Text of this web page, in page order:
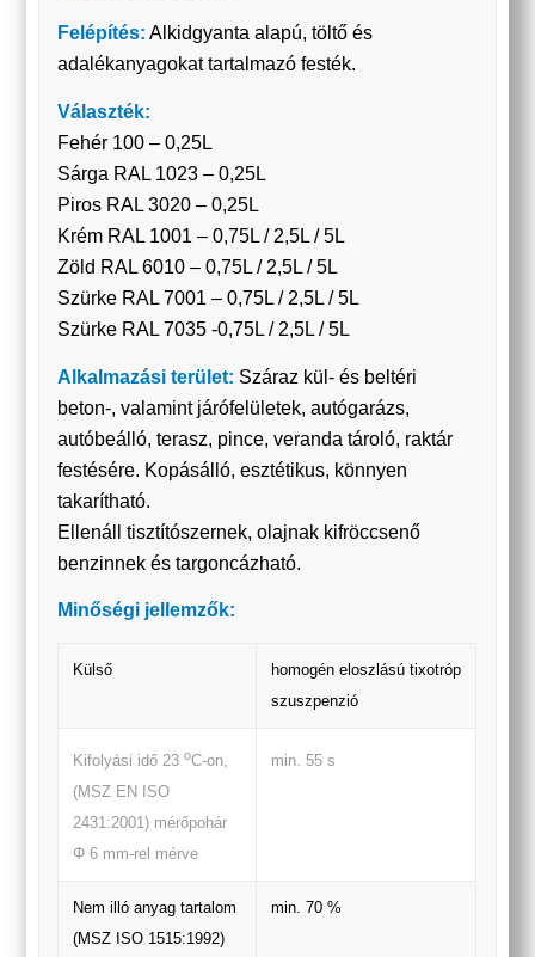
Felépítés: Alkidgyanta alapú, töltő és
adalékanyagokat tartalmazó festék.
Választék:
Fehér 100 – 0,25L
Sárga RAL 1023 – 0,25L
Piros RAL 3020 – 0,25L
Krém RAL 1001 – 0,75L / 2,5L / 5L
Zöld RAL 6010 – 0,75L / 2,5L / 5L
Szürke RAL 7001 – 0,75L / 2,5L / 5L
Szürke RAL 7035 -0,75L / 2,5L / 5L
Alkalmazási terület: Száraz kül- és beltéri
beton-, valamint járófelületek, autógarázs,
autóbeálló, terasz, pince, veranda tároló, raktár
festésére. Kopásálló, esztétikus, könnyen
takarítható.
Ellenáll tisztítószernek, olajnak kifröccsenő
benzinnek és targoncázható.
Minőségi jellemzők:
Külső
homogén eloszlású tixotróp
szuszpenzió
Kifolyási idő 23oC-on,
(MSZ EN ISO
2431:2001) mérőpohár
Φ 6 mm-rel mérve
min. 55 s
Nem illó anyag tartalom
(MSZ ISO 1515:1992)
min. 70 %